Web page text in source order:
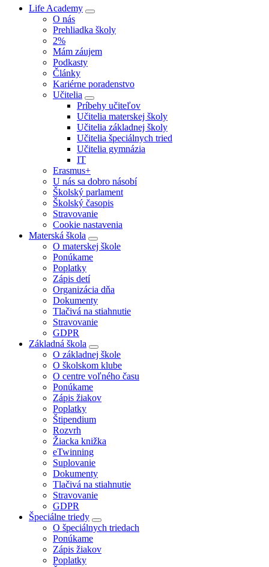
Life Academy
O nás
Prehliadka školy
2%
Mám záujem
Podkasty
Články
Kariérne poradenstvo
Učitelia
Príbehy učiteľov
Učitelia materskej školy
Učitelia základnej školy
Učitelia špeciálnych tried
Učitelia gymnázia
IT
Erasmus+
U nás sa dobro násobí
Školský parlament
Školský časopis
Stravovanie
Cookie nastavenia
Materská škola
O materskej škole
Ponúkame
Poplatky
Zápis detí
Organizácia dňa
Dokumenty
Tlačivá na stiahnutie
Stravovanie
GDPR
Základná škola
O základnej škole
O školskom klube
O centre voľného času
Ponúkame
Zápis žiakov
Poplatky
Štipendium
Rozvrh
Žiacka knižka
eTwinning
Suplovanie
Dokumenty
Tlačivá na stiahnutie
Stravovanie
GDPR
Špeciálne triedy
O špeciálnych triedach
Ponúkame
Zápis žiakov
Poplatky